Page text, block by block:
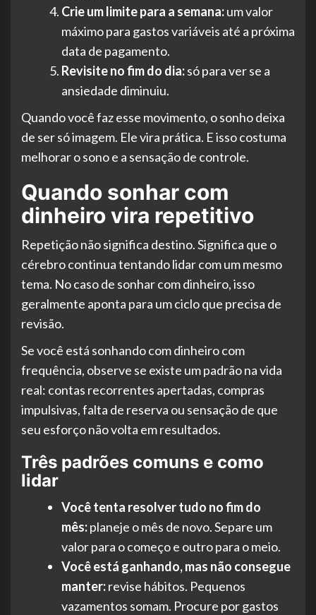
Crie um limite para a semana:um valor
máximo para gastos variáveis até a próxima
data de pagamento.
Revisite no fim do dia:só para ver se a
ansiedade diminuiu.
Quando você faz esse movimento, o sonho deixa
de ser só imagem. Ele vira prática. E isso costuma
melhorar o sono e a sensação de controle.
Quando sonhar com
dinheiro vira repetitivo
Repetição não significa destino. Significa que o
cérebro continua tentando lidar com um mesmo
tema. No caso de sonhar com dinheiro, isso
geralmente aponta para um ciclo que precisa de
revisão.
Se você está sonhando com dinheiro com
frequência, observe se existe um padrão na vida
real: contas recorrentes apertadas, compras
impulsivas, falta de reserva ou sensação de que
seu esforço não volta em resultados.
Três padrões comuns e como
lidar
Você tenta resolver tudo no fim do
mês:planeje o mês de novo. Separe um
valor para o começo e outro para o meio.
Você está ganhando, mas não consegue
manter:revise hábitos. Pequenos
vazamentos somam. Procure por gastos